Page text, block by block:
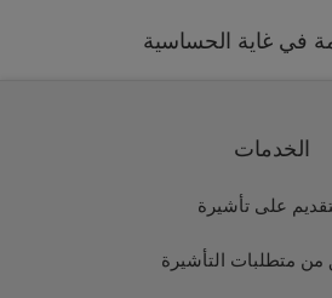
في غاية الحساسية
الخدمات
على تأشيرة
من متطلبات التأشيرة